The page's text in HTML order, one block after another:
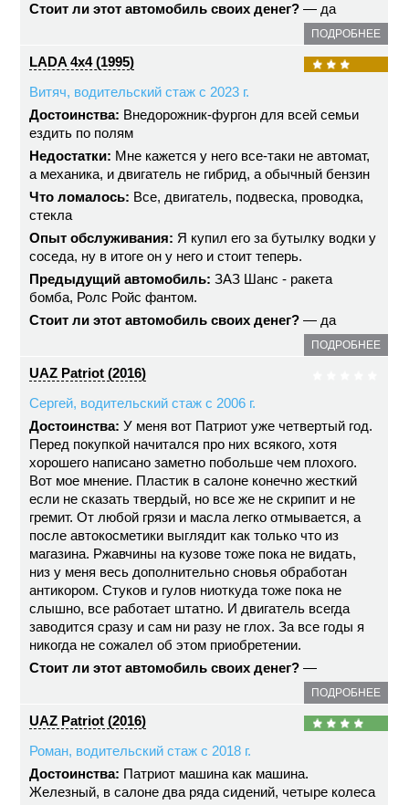
Стоит ли этот автомобиль своих денег? — да
ПОДРОБНЕЕ
LADA 4x4 (1995)
Витяч, водительский стаж с 2023 г.
Достоинства: Внедорожник-фургон для всей семьи
ездить по полям
Недостатки: Мне кажется у него все-таки не автомат,
а механика, и двигатель не гибрид, а обычный бензин
Что ломалось: Все, двигатель, подвеска, проводка,
стекла
Опыт обслуживания: Я купил его за бутылку водки у
соседа, ну в итоге он у него и стоит теперь.
Предыдущий автомобиль: ЗАЗ Шанс - ракета
бомба, Ролс Ройс фантом.
Стоит ли этот автомобиль своих денег? — да
ПОДРОБНЕЕ
UAZ Patriot (2016)
Сергей, водительский стаж с 2006 г.
Достоинства: У меня вот Патриот уже четвертый год.
Перед покупкой начитался про них всякого, хотя
хорошего написано заметно побольше чем плохого.
Вот мое мнение. Пластик в салоне конечно жесткий
если не сказать твердый, но все же не скрипит и не
гремит. От любой грязи и масла легко отмывается, а
после автокосметики выглядит как только что из
магазина. Ржавчины на кузове тоже пока не видать,
низ у меня весь дополнительно сновья обработан
антикором. Стуков и гулов ниоткуда тоже пока не
слышно, все работает штатно. И двигатель всегда
заводится сразу и сам ни разу не глох. За все годы я
никогда не сожалел об этом приобретении.
Стоит ли этот автомобиль своих денег? —
ПОДРОБНЕЕ
UAZ Patriot (2016)
Роман, водительский стаж с 2018 г.
Достоинства: Патриот машина как машина.
Железный, в салоне два ряда сидений, четыре колеса